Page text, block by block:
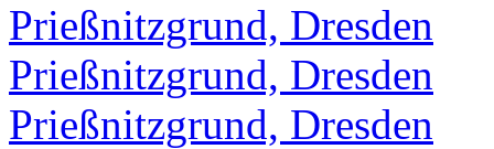
Prießnitzgrund, Dresden
Prießnitzgrund, Dresden
Prießnitzgrund, Dresden